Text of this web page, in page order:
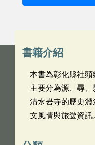
書籍介紹
本書為彰化縣社
主要分為源、尋
清水岩寺的歷史淵
文風情與旅遊資訊